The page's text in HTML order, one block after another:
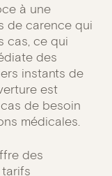
à une
de carence qui
cas, ce qui
des
instants de
est
de besoin
médicales.
des